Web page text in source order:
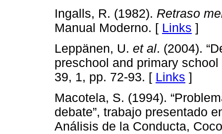
Ingalls, R. (1982). Retraso
Manual Moderno. [ Links ]
Leppänen, U. et al. (2004).
preschool and primary
39, 1, pp. 72-93. [ Links ]
Macotela, S. (1994).
debate”, trabajo presentado
Análisis de la Conducta,